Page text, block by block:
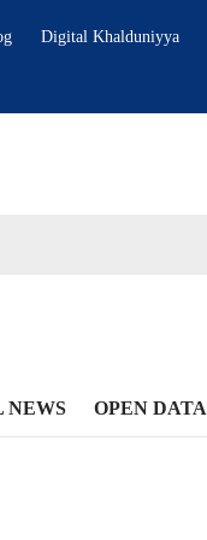
Digital Khalduniyya
NEWS OPEN DATA